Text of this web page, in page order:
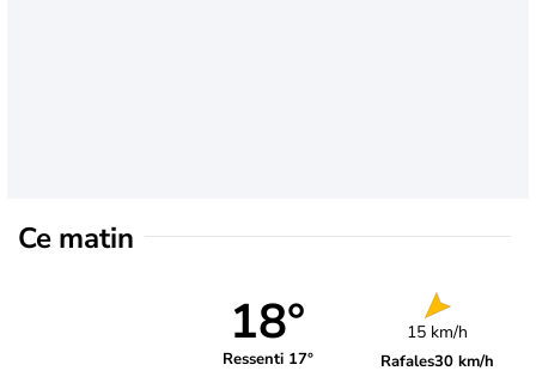
Ce matin
18°
Ressenti 17°
15 km/h
Rafales30 km/h